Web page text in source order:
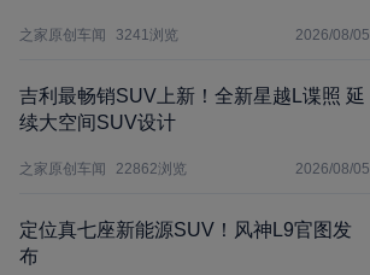
之家原创车闻 3241浏览 2026/08/05
吉利最畅销SUV上新！全新星越L谍照 延
续大空间SUV设计
之家原创车闻 22862浏览 2026/08/05
定位真七座新能源SUV！风神L9官图发
布